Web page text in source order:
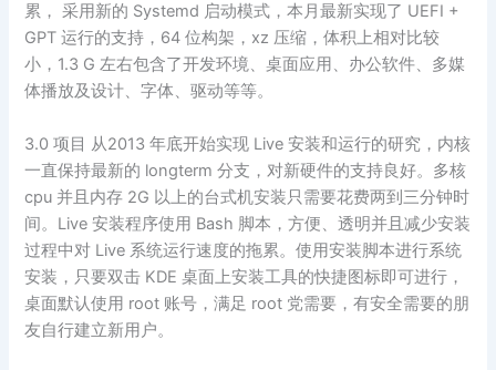
累， 采用新的 Systemd 启动模式，本月最新实现了 UEFI +
GPT 运行的支持，64 位构架，xz 压缩，体积上相对比较
小，1.3 G 左右包含了开发环境、桌面应用、办公软件、多媒
体播放及设计、字体、驱动等等。
3.0 项目 从2013 年底开始实现 Live 安装和运行的研究，内核
一直保持最新的 longterm 分支，对新硬件的支持良好。多核
cpu 并且内存 2G 以上的台式机安装只需要花费两到三分钟时
间。Live 安装程序使用 Bash 脚本，方便、透明并且减少安装
过程中对 Live 系统运行速度的拖累。使用安装脚本进行系统
安装，只要双击 KDE 桌面上安装工具的快捷图标即可进行，
桌面默认使用 root 账号，满足 root 党需要，有安全需要的朋
友自行建立新用户。